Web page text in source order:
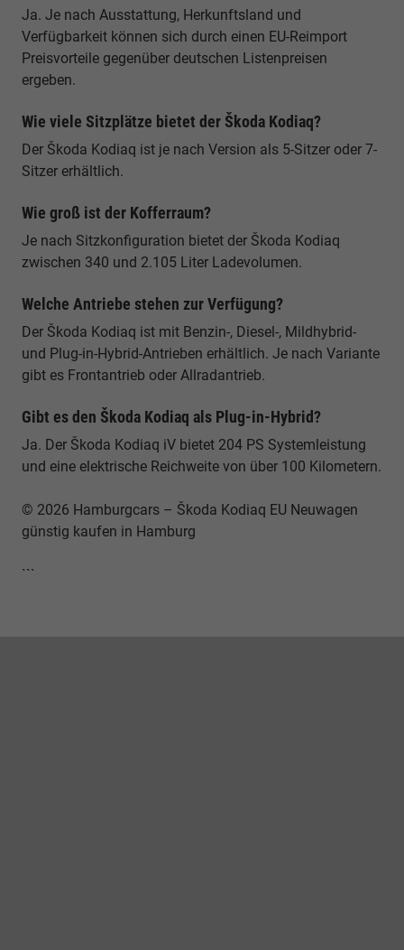
Ja. Je nach Ausstattung, Herkunftsland und
Verfügbarkeit können sich durch einen EU-Reimport
Preisvorteile gegenüber deutschen Listenpreisen
ergeben.
Wie viele Sitzplätze bietet der Škoda Kodiaq?
Der Škoda Kodiaq ist je nach Version als 5-Sitzer oder 7-
Sitzer erhältlich.
Wie groß ist der Kofferraum?
Je nach Sitzkonfiguration bietet der Škoda Kodiaq
zwischen 340 und 2.105 Liter Ladevolumen.
Welche Antriebe stehen zur Verfügung?
Der Škoda Kodiaq ist mit Benzin-, Diesel-, Mildhybrid-
und Plug-in-Hybrid-Antrieben erhältlich. Je nach Variante
gibt es Frontantrieb oder Allradantrieb.
Gibt es den Škoda Kodiaq als Plug-in-Hybrid?
Ja. Der Škoda Kodiaq iV bietet 204 PS Systemleistung
und eine elektrische Reichweite von über 100 Kilometern.
© 2026 Hamburgcars – Škoda Kodiaq EU Neuwagen
günstig kaufen in Hamburg
```